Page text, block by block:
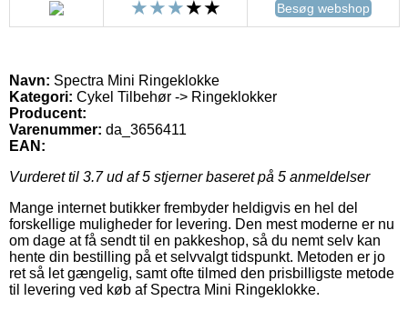
Besøg webshop
Navn: Spectra Mini Ringeklokke
Kategori: Cykel Tilbehør -> Ringeklokker
Producent:
Varenummer: da_3656411
EAN:
Vurderet til 3.7ud af 5 stjerner baseret på 5 anmeldelser
Mange internet butikker frembyder heldigvis en hel del
forskellige muligheder for levering. Den mest moderne er nu
om dage at få sendt til en pakkeshop, så du nemt selv kan
hente din bestilling på et selvvalgt tidspunkt. Metoden er jo
ret så let gængelig, samt ofte tilmed den prisbilligste metode
til levering ved køb af Spectra Mini Ringeklokke.